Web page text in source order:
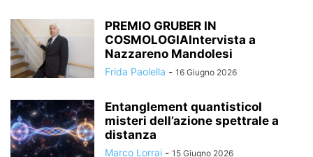
PREMIO GRUBER IN
COSMOLOGIAIntervista a
Nazzareno Mandolesi
Frida Paolella - 16 Giugno 2026
Entanglement quantisticoI
misteri dell’azione spettrale a
distanza
Marco Lorrai - 15 Giugno 2026